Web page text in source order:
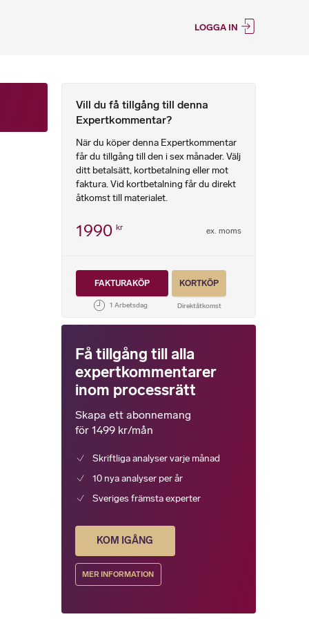
LOGGA IN
Vill du få tillgång till denna
Expertkommentar?
När du köper denna Expertkommentar
får du tillgång till den i sex månader. Välj
ditt betalsätt, kortbetalning eller mot
faktura. Vid kortbetalning får du direkt
åtkomst till materialet.
1990 kr ex. moms
FAKTURAKÖP KORTKÖP
Få tillgång till alla
expertkommentarer
inom processrätt
Skapa ett abonnemang
för 1499 kr/mån
Skriftliga analyser varje månad
10 nya analyser per år
Sveriges främsta experter
KOM IGÅNG
MER INFORMATION